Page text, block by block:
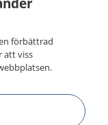
om
kan kontakta.
dina
för
förbättrad
att viss